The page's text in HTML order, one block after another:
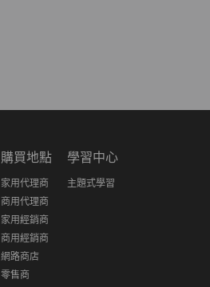
購買地點
家用代理商
商用代理商
家用經銷商
商用經銷商
網路商店
零售商
學習中心
主題式學習